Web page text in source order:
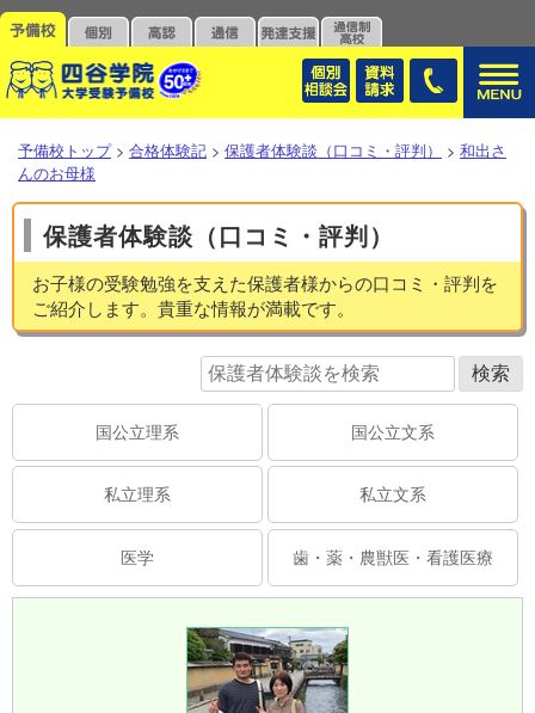
予備校トップ > 合格体験記 > 保護者体験談（口コミ・評判） > 和出さ
んのお母様
保護者体験談（口コミ・評判）
お子様の受験勉強を支えた保護者様からの口コミ・評判を
ご紹介します。貴重な情報が満載です。
国公立理系 国公立文系
私立理系 私立文系
医学 歯・薬・農獣医・看護医療